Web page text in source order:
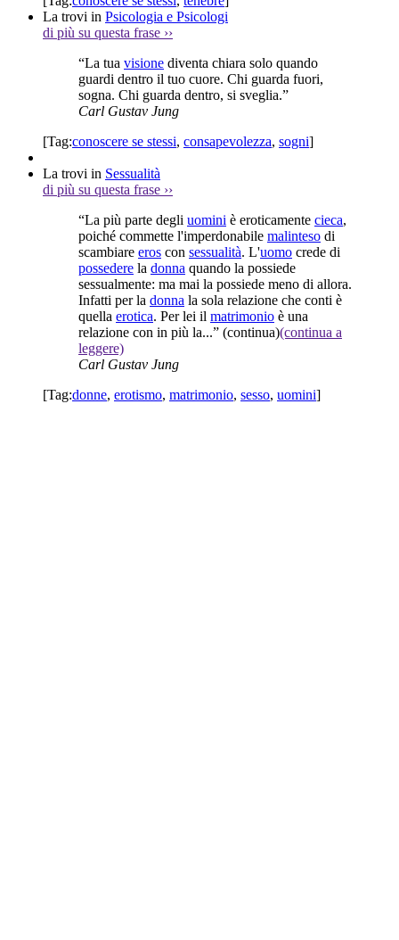
La trovi in Psicologia e Psicologi
di più su questa frase ››
“La tua visione diventa chiara solo quando
guardi dentro il tuo cuore. Chi guarda fuori,
sogna. Chi guarda dentro, si sveglia.”
Carl Gustav Jung
[Tag:conoscere se stessi, consapevolezza, sogni]
La trovi in Sessualità
di più su questa frase ››
“La più parte degli uomini è eroticamente cieca,
poiché commette l'imperdonabile malinteso di
scambiare eros con sessualità. L'uomo crede di
possedere la donna quando la possiede
sessualmente: ma mai la possiede meno di allora.
Infatti per la donna la sola relazione che conti è
quella erotica. Per lei il matrimonio è una
relazione con in più la...” (continua)(continua a
leggere)
Carl Gustav Jung
[Tag:donne, erotismo, matrimonio, sesso, uomini]